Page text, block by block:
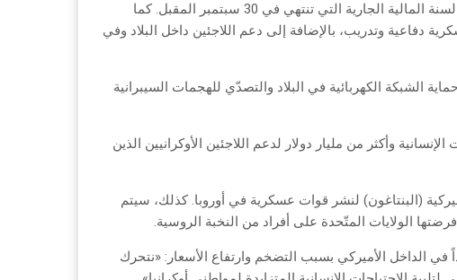
ويوفر القانون تمويلاً كافياً لتغطية الإنفاق الفدرالي حتى نهاية السنة المالية الجارية التي تنتهي في 30 سبتمبر المقبل. كما
دفاعية وتدريب، بالإضافة إلى دعم اللاجئين داخل البلاد وفي
الشبكة الكهربائية في البلاد والتصدّي للهجمات السيبرانية
مليار دولار للمساعدات الإنسانية وأكثر من مليار دولار لدعم اللاجئين الأوكرانيين الذين
لوزارة الدفاع الأميركية (البنتاغون) لنشر قوات عسكرية في أوروبا. كذلك، سيتم
الولايات المتّحدة على أفراد من النخبة الروسية.
في الداخل الأميركي بسبب التضخم وارتفاع الأسعار: «نتحرك